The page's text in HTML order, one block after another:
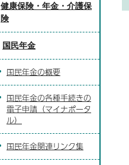
健康保険・年金・介護保
険
国民年金
国民年金の概要
国民年金の各種手続きの
電子申請（マイナポータ
ル）
国民年金関連リンク集